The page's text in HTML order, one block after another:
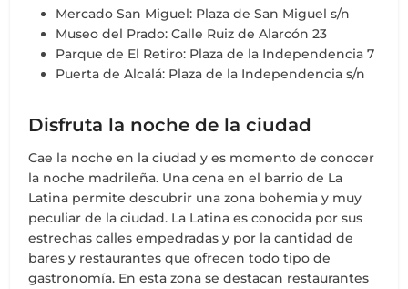
Mercado San Miguel: Plaza de San Miguel s/n
Museo del Prado: Calle Ruiz de Alarcón 23
Parque de El Retiro: Plaza de la Independencia 7
Puerta de Alcalá: Plaza de la Independencia s/n
Disfruta la noche de la ciudad
Cae la noche en la ciudad y es momento de conocer
la noche madrileña. Una cena en el barrio de La
Latina permite descubrir una zona bohemia y muy
peculiar de la ciudad. La Latina es conocida por sus
estrechas calles empedradas y por la cantidad de
bares y restaurantes que ofrecen todo tipo de
gastronomía. En esta zona se destacan restaurantes